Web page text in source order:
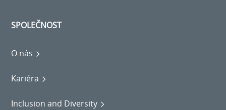
SPOLEČNOST
O nás
Kariéra
Inclusion and Diversity